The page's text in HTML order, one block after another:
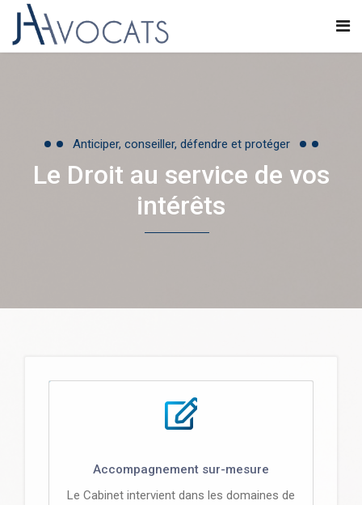
Anticiper, conseiller, défendre et protéger
Le Droit au service de vos
intérêts
Accompagnement sur-mesure
Le Cabinet intervient dans les domaines de